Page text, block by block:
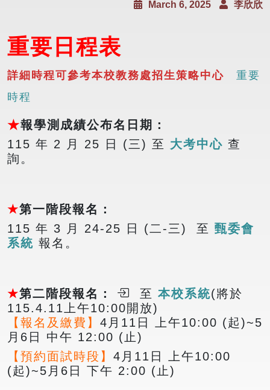
March 6, 2025 李欣欣
重要日程表
詳細時程可參考本校教務處招生策略中心
重要
時程
★報學測成績公布名日期 ：
115 年 2 月 25 日 (三) 至 大考中心 查
詢 。
★第一階段報名 ：
115 年 3 月 24-25 日 (二-三) 至 甄委會
系統 報名 。
★第二階段報名 ： 至 本校系統(將於
115.4.11上午10:00開放)
【報名及繳費】 4月11日 上午10:00 (起)~5
月6日 中午 12:00 (止)
【預約面試時段】 4月11日 上午10:00
(起)~5月6日 下午 2:00 (止)